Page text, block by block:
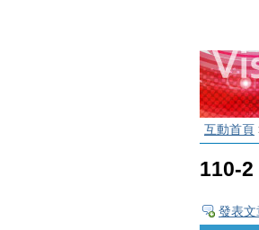
互動首頁
110-2
發表文